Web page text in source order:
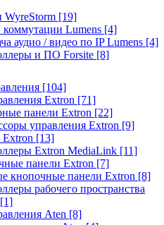
WyreStorm [19]
Lumens [4]
аудио / видео по IP Lumens [4]
и ПО Forsite [8]
[104]
Extron [71]
панели Extron [22]
управления Extron [9]
[13]
Extron MediaLink [11]
панели Extron [7]
кнопочные панели Extron [8]
рабочего пространства
[1]
Aten [8]